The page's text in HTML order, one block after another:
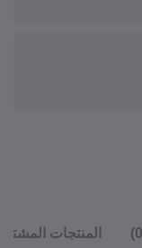
المنتجات